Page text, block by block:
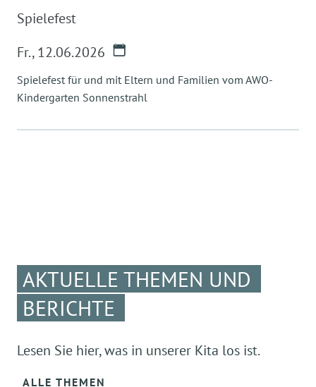
Spielefest
Fr.,12.06.2026
Spielefest für und mit Eltern und Familien vom AWO-
Kindergarten Sonnenstrahl
AKTUELLE THEMEN UND
BERICHTE
Lesen Sie hier, was in unserer Kita los ist.
ALLE THEMEN